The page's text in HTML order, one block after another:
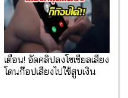
เตือน! อัดคลิปลงโซเชียลเสี่ยง
โดนก๊อปเสียงไปใช้สูบเงิน